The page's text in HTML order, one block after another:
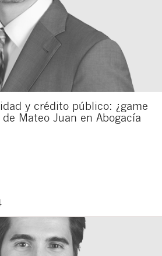
y crédito público: ¿game
Mateo Juan en Abogacía